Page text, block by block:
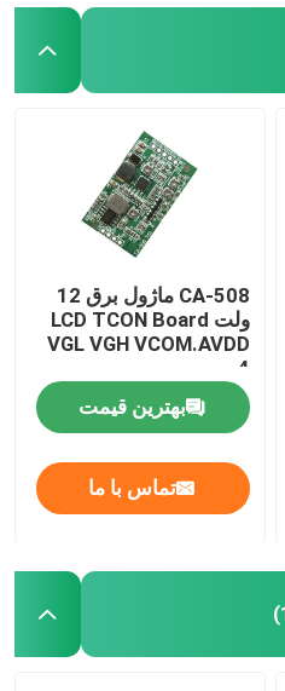
CA-508 ماژول برق 12
ولت LCD TCON Board
VGL VGH VCOM.AVDD
4
بهترین قیمت
تماس با ما